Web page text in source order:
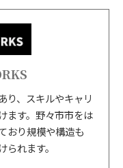
り、スキルやキャリ
ます。野々市市をは
おり規模や構造も
れます。